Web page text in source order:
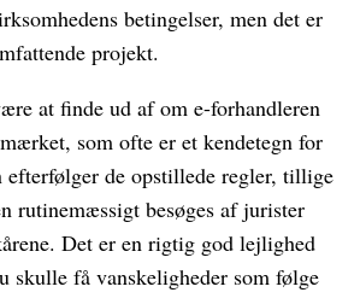
betingelser, men det er
projekt.
at finde ud af om e-forhandleren
som ofte er et kendetegn for
de opstillede regler, tillige
rutinemæssigt besøges af jurister
Det er en rigtig god lejlighed
skulle få vanskeligheder som følge